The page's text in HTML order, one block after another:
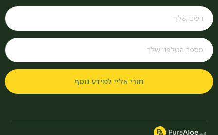
חזרי אליי למידע נוסף